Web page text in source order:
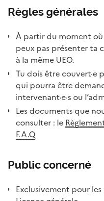
Règles générales
À partir du moment où
peux pas présenter ta
à la même UEO.
Tu dois être couvert·e
qui pourra être
intervenant·e·s ou
Les documents que
consulter : le
F.A.Q
Public concerné
Exclusivement pour les